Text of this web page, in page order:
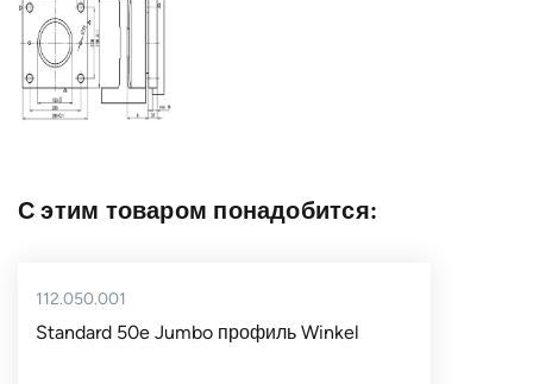
С этим товаром понадобится:
112.050.001
Standard 50e Jumbo профиль Winkel